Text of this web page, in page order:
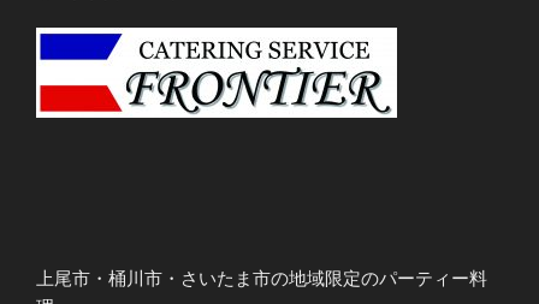
上尾市・桶川市・さいたま市の地域限定のパーティー料